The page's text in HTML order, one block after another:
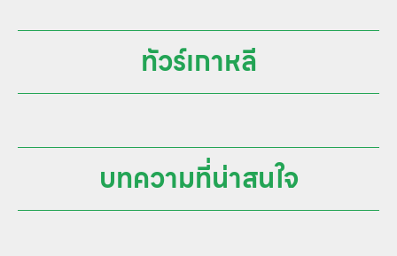
ทัวร์เกาหลี
บทความที่น่าสนใจ